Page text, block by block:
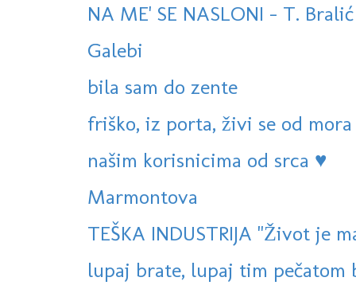
NA ME' SE NASLONI - T.
Galebi
bila sam do zente
friško, iz porta, živi se od mora
našim korisnicima od srca ♥
Marmontova
TEŠKA INDUSTRIJA "Život je
lupaj brate, lupaj tim pečatom